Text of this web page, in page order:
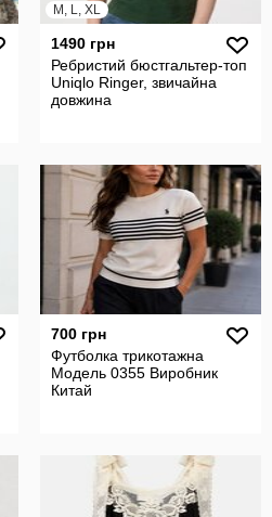
M, L, XL
1490 грн
Ребристий бюстгальтер-топ
Uniqlo Ringer, звичайна
довжина
700 грн
Футболка трикотажна
Модель 0355 Виробник
Китай